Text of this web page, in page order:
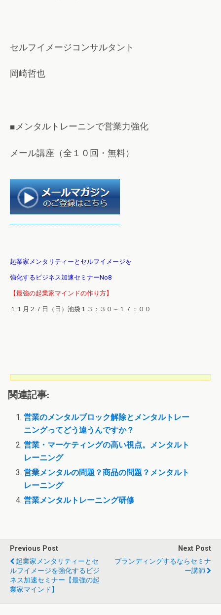
セルフイメージコンサルタント
岡崎哲也
■メンタルトレーニンで営業力強化
メール講座（全１０回・無料）
起業家メンタリティーとセルフイメージを
強化するビジネス加速セミナーNo8
【最強の起業家マインドの作り方】
１１月２７日（日）池袋１３：３０～１７：００
関連記事:
営業のメンタルブロック解除とメンタルトレー
ニングってどう違うんですか？
営業・マーケティングの高い視点。メンタルト
レーニング
営業メンタルの問題？商品の問題？メンタルト
レーニング
営業メンタルトレーニング研修
Previous Post
起業家メンタリティーとセ
ルフイメージを強化するビジ
ネス加速セミナー【最強の起
業家マインド】
Next Post
ブランディングするならセミナ
ー講師